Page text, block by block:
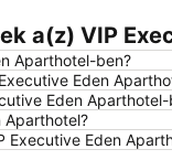
a(z) VIP
Aparthotel-ben?
Eden
Eden Aparthotel-
Aparthotel?
Executive Eden